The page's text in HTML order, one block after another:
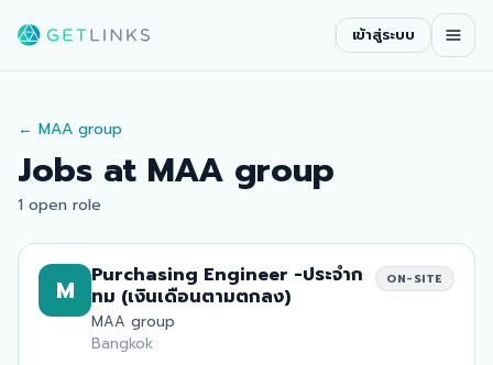
เข้าสู่ระบบ
← MAA group
Jobs at MAA group
1 open role
M
Purchasing Engineer -ประจำก
ทม (เงินเดือนตามตกลง)
MAA group
Bangkok
ON-SITE